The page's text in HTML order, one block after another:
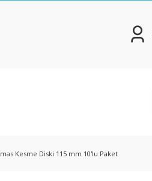
Kesme Diski 115 mm 10'lu Paket